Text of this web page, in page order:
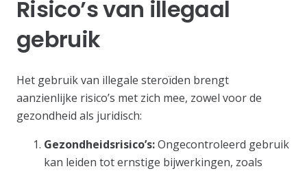
Risico’s van illegaal
gebruik
Het gebruik van illegale steroïden brengt
aanzienlijke risico’s met zich mee, zowel voor de
gezondheid als juridisch:
Gezondheidsrisico’s:Ongecontroleerd gebruik
kan leiden tot ernstige bijwerkingen, zoals